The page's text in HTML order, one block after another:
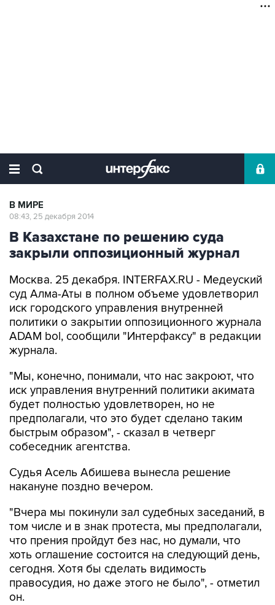
В МИРЕ
08:43, 25 декабря 2014
В Казахстане по решению суда
закрыли оппозиционный журнал
Москва. 25 декабря. INTERFAX.RU - Медеуский
суд Алма-Аты в полном объеме удовлетворил
иск городского управления внутренней
политики о закрытии оппозиционного журнала
ADAM bol, сообщили "Интерфаксу" в редакции
журнала.
"Мы, конечно, понимали, что нас закроют, что
иск управления внутренний политики акимата
будет полностью удовлетворен, но не
предполагали, что это будет сделано таким
быстрым образом", - сказал в четверг
собеседник агентства.
Судья Асель Абишева вынесла решение
накануне поздно вечером.
"Вчера мы покинули зал судебных заседаний, в
том числе и в знак протеста, мы предполагали,
что прения пройдут без нас, но думали, что
хоть оглашение состоится на следующий день,
сегодня. Хотя бы сделать видимость
правосудия, но даже этого не было", - отметил
он.